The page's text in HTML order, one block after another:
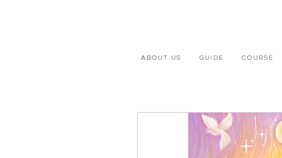
ABOUT US GUIDE COURSE